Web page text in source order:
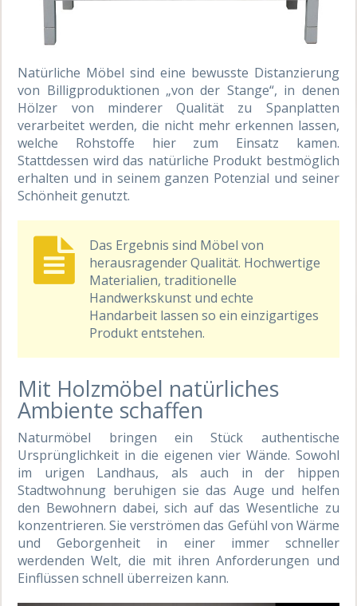
Natürliche Möbel sind eine bewusste Distanzierung
von Billigproduktionen „von der Stange“, in denen
Hölzer von minderer Qualität zu Spanplatten
verarbeitet werden, die nicht mehr erkennen lassen,
welche Rohstoffe hier zum Einsatz kamen.
Stattdessen wird das natürliche Produkt bestmöglich
erhalten und in seinem ganzen Potenzial und seiner
Schönheit genutzt.
Das Ergebnis sind Möbel von
herausragender Qualität. Hochwertige
Materialien, traditionelle
Handwerkskunst und echte
Handarbeit lassen so ein einzigartiges
Produkt entstehen.
Mit Holzmöbel natürliches
Ambiente schaffen
Naturmöbel bringen ein Stück authentische
Ursprünglichkeit in die eigenen vier Wände. Sowohl
im urigen Landhaus, als auch in der hippen
Stadtwohnung beruhigen sie das Auge und helfen
den Bewohnern dabei, sich auf das Wesentliche zu
konzentrieren. Sie verströmen das Gefühl von Wärme
und Geborgenheit in einer immer schneller
werdenden Welt, die mit ihren Anforderungen und
Einflüssen schnell überreizen kann.